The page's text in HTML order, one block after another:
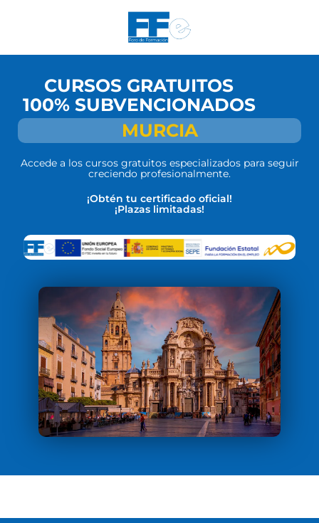
CURSOS GRATUITOS
100% SUBVENCIONADOS
MURCIA
Accede a los cursos gratuitos especializados para seguir
creciendo profesionalmente.
¡Obtén tu certificado oficial!
¡Plazas limitadas!